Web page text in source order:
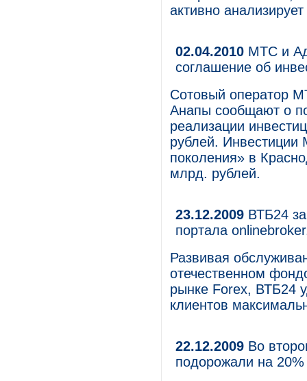
активно
02.04.2010 МТС и
соглашение об
Сотовый оператор
Анапы сообщают о
реализации
рублей. Инвестиции
поколения» в
млрд. рублей.
23.12.2009 ВТБ24
портала
Развивая
отечественном
рынке Forex, ВТБ24
клиентов
22.12.2009 Во
подорожали на 20%